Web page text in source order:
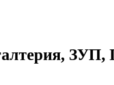
ЗУП,